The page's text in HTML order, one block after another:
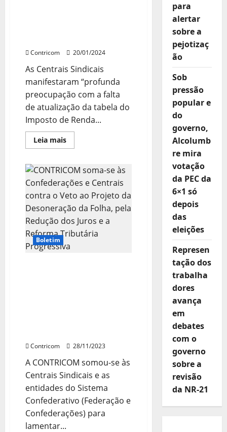
Contricom 20/01/2024
As Centrais Sindicais
manifestaram “profunda
preocupação com a falta
de atualização da tabela do
Imposto de Renda...
Leia maisLeia
mais
da
Tabela
do
IRPF
tira
dinheiro
dos
Trabalhadores
para
manter
Privilégios
Boletim
Contricom 28/11/2023
A CONTRICOM somou-se às
Centrais Sindicais e as
entidades do Sistema
Confederativo (Federação e
Confederações) para
lamentar...
para
alertar
sobre a
pejotizaç
ão
Sob
pressão
popular e
do
governo,
Alcolumb
re mira
votação
da PEC da
6×1 só
depois
das
eleições
Represen
tação dos
trabalha
dores
avança
em
debates
com o
governo
sobre a
revisão
da NR-21